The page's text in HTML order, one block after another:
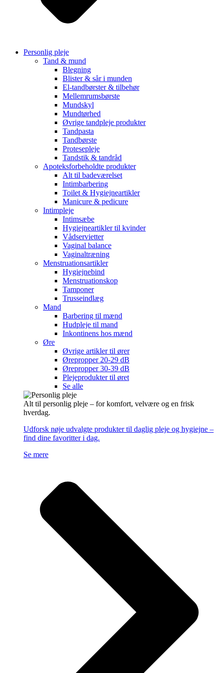
Personlig pleje
Tand & mund
Blegning
Blister & sår i munden
El-tandbørster & tilbehør
Mellemrumsbørste
Mundskyl
Mundtørhed
Øvrige tandpleje produkter
Tandpasta
Tandbørste
Protesepleje
Tandstik & tandråd
Apoteksforbeholdte produkter
Alt til badeværelset
Intimbarbering
Toilet & Hygiejneartikler
Manicure & pedicure
Intimpleje
Intimsæbe
Hygiejneartikler til kvinder
Vådservietter
Vaginal balance
Vaginaltræning
Menstruationsartikler
Hygiejnebind
Menstruationskop
Tamponer
Trusseindlæg
Mand
Barbering til mænd
Hudpleje til mand
Inkontinens hos mænd
Øre
Øvrige artikler til ører
Ørepropper 20-29 dB
Ørepropper 30-39 dB
Plejeprodukter til øret
Se alle
Alt til personlig pleje – for komfort, velvære og en frisk
hverdag.
Udforsk nøje udvalgte produkter til daglig pleje og hygiejne –
find dine favoritter i dag.
Se mere